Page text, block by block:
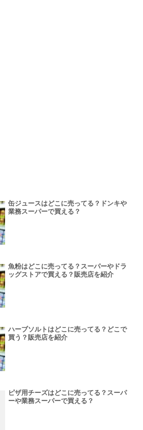
缶ジュースはどこに売ってる？ドンキや
業務スーパーで買える？
魚粉はどこに売ってる？スーパーやドラ
ッグストアで買える？販売店を紹介
ハーブソルトはどこに売ってる？どこで
買う？販売店を紹介
ピザ用チーズはどこに売ってる？スーパ
ーや業務スーパーで買える？